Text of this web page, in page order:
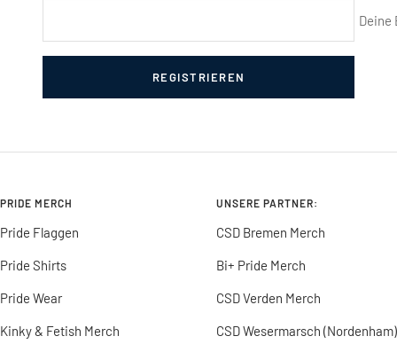
Deine
REGISTRIEREN
PRIDE MERCH
Pride Flaggen
Pride Shirts
Pride Wear
Kinky & Fetish Merch
UNSERE PARTNER:
CSD Bremen Merch
Bi+ Pride Merch
CSD Verden Merch
CSD Wesermarsch (Nordenham)